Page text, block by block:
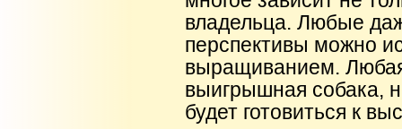
владельца. Любые
перспективы можно
выращиванием.
выигрышная собака,
будет готовиться к